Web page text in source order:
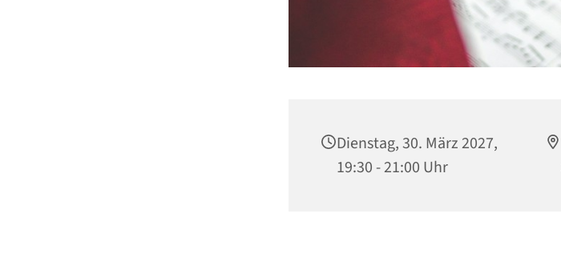
Dienstag, 30. März 2027,
19:30 - 21:00 Uhr